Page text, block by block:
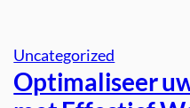
Uncategorized
Optimaliseer